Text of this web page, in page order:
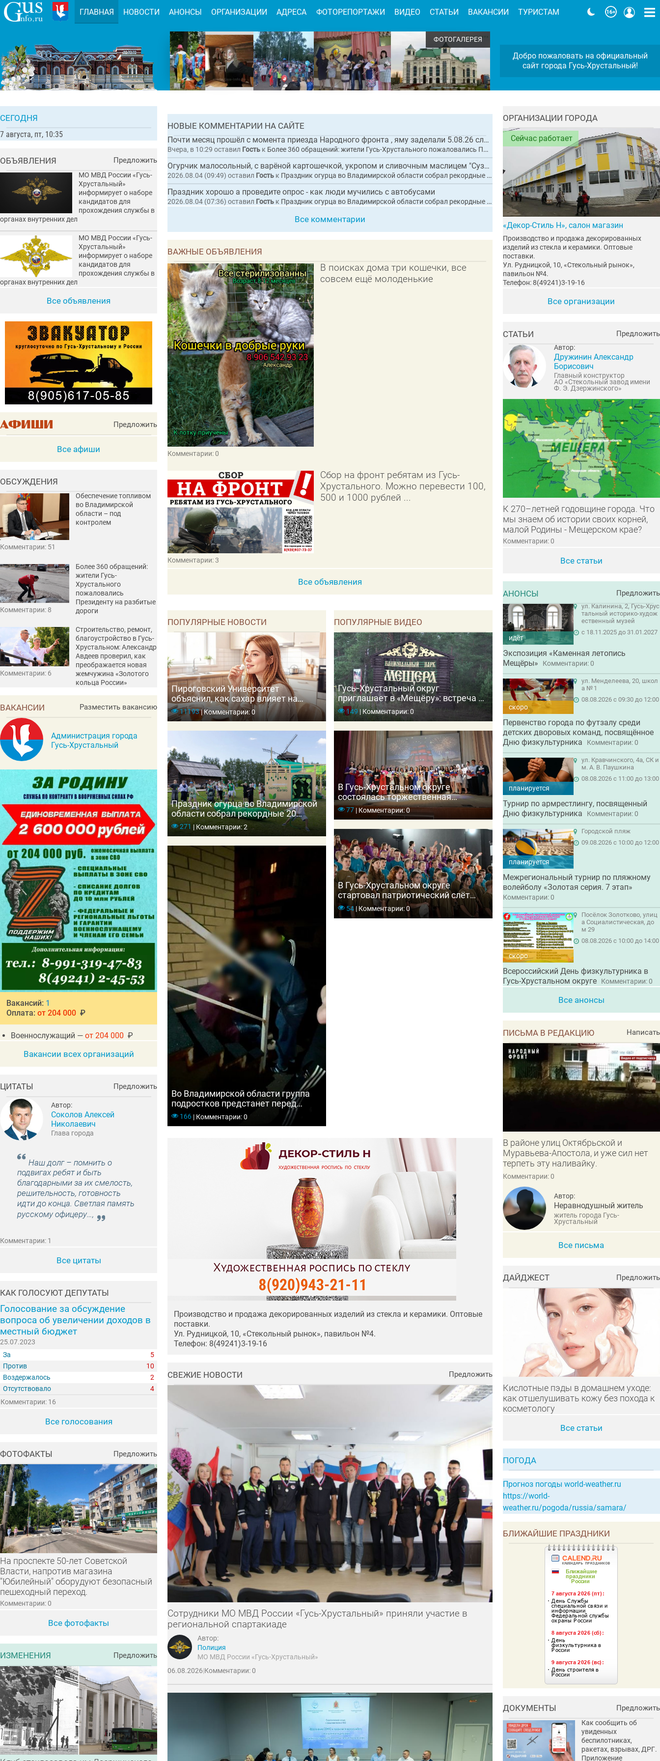
ГЛАВНАЯНОВОСТЬ
Во Владимирской области дали старт грантовому
туристическому проекту «Лесные уроки Мещеры»
НОВЫЕ КОММЕНТАРИИ НА САЙТЕ
Почти месяц прошёл с момента приезда Народного фронта , яму заделали 5.08.26 сле...
Вчера, в 10:29 оставил Гость к Более 360 обращений: жители Гусь-Хрустального пожаловались Президенту на разбитые дороги
Огурчик малосольный, с варёной картошечкой, укропом и сливочным маслицем "Суздал...
2026.08.04 (09:49) оставил Гость к Праздник огурца во Владимирской области собрал рекордные 20 тысяч гостей
Праздник хорошо а проведите опрос - как люди мучились с автобусами
2026.08.04 (07:36) оставил Гость к Праздник огурца во Владимирской области собрал рекордные 20 тысяч гостей
Все комментарии
ВАЖНЫЕ ОБЪЯВЛЕНИЯ
В поисках дома три кошечки, все
совсем ещё молоденькие
Комментарии: 0
Сбор на фронт ребятам из Гусь-
Хрустального. Можно перевести 100,
500 и 1000 рублей ...
Комментарии: 3
Все объявления
ПОПУЛЯРНЫЕ НОВОСТИ
Пироговский Университет
объяснил, как сахар влияет на
организм и приводит к диабету
11193|Комментарии: 0
Праздник огурца во Владимирской
области собрал рекордные 20
тысяч гостей
271 |Комментарии: 2
Во Владимирской области группа
подростков предстанет перед
судом по обвинению в экстремизме
и нападениях на граждан
166 |Комментарии: 0
ПОПУЛЯРНЫЕ ВИДЕО
Гусь‑Хрустальный округ
приглашает в «Мещёру»: встреча с
зубрами и погружение в прошлое
149|Комментарии: 0
В Гусь-Хрустальном округе
состоялась торжественная
церемония вручения медалей
выпускникам школ
77 |Комментарии: 0
В Гусь-Хрустальном округе
стартовал патриотический слёт
«Мещёрские зори — 2026»
54|Комментарии: 0
Производство и продажа декорированных изделий из стекла и керамики. Оптовые
поставки.
Ул. Рудницкой, 10, «Стекольный рынок», павильон №4.
Телефон: 8(49241)3-19-16
СВЕЖИЕ НОВОСТИ Предложить
Сотрудники МО МВД России «Гусь-Хрустальный» приняли участие в
региональной спартакиаде
Автор:
Полиция
МО МВД России «Гусь-Хрустальный»
06.08.2026|Комментарии: 0
СЕГОДНЯ
7 августа, пт, 10:35
ОБЪЯВЛЕНИЯ Предложить
МО МВД России «Гусь-
Хрустальный»
информирует о наборе
кандидатов для
прохождения службы в
органах внутренних дел
МО МВД России «Гусь-
Хрустальный»
информирует о наборе
кандидатов для
прохождения службы в
органах внутренних дел
Все объявления
Предложить
Все афиши
ОБСУЖДЕНИЯ
Обеспечение топливом
во Владимирской
области – под
контролем
Комментарии: 51
Более 360 обращений:
жители Гусь-
Хрустального
пожаловались
Президенту на разбитые
дороги
Комментарии: 8
Строительство, ремонт,
благоустройство в Гусь-
Хрустальном: Александр
Авдеев проверил, как
преображается новая
жемчужина «Золотого
кольца России»
Комментарии: 6
ВАКАНСИИ Разместить вакансию
Администрация города
Гусь-Хрустальный
Вакансий: 1
Оплата: от 204 000₽
Военнослужащий —от 204 000 ₽
Вакансии всех организаций
ЦИТАТЫ Предложить
Автор:
Соколов Алексей
Николаевич
Глава города
Наш долг – помнить о
подвигах ребят и быть
благодарными за их смелость,
решительность, готовность
идти до конца. Светлая память
русскому офицеру…,
Комментарии: 1
Все цитаты
КАК ГОЛОСУЮТ ДЕПУТАТЫ
Голосование за обсуждение
вопроса об увеличении доходов в
местный бюджет
25.07.2023
За
5
Против
10
Воздержалось
2
Отсутствовало
4
Комментарии: 16
Все голосования
ФОТОФАКТЫ Предложить
На проспекте 50-лет Советской
Власти, напротив магазина
"Юбилейный" оборудуют безопасный
пешеходный переход.
Комментарии: 0
Все фотофакты
ИЗМЕНЕНИЯ Предложить
ОРГАНИЗАЦИИ ГОРОДА
Сейчас работает
«Декор-Стиль Н», салон магазин
Производство и продажа декорированных
изделий из стекла и керамики. Оптовые
поставки.
Ул. Рудницкой, 10, «Стекольный рынок»,
павильон №4.
Телефон: 8(49241)3-19-16
Все организации
СТАТЬИ Предложить
Автор:
Дружинин Александр
Борисович
Главный конструктор
АО «Стекольный завод имени
Ф. Э. Дзержинского»
К 270–летней годовщине города. Что
мы знаем об истории своих корней,
малой Родины - Мещерском крае?
Комментарии: 0
Все статьи
АНОНСЫ Предложить
идёт
ул. Калинина, 2, Гусь-Хрус
тальный историко-худож
ественный музей
c 18.11.2025 до 31.01.2027
Экспозиция «Каменная летопись
Мещёры»
Комментарии: 0
скоро
ул. Менделеева, 20, школ
а № 1
08.08.2026 с 09:30 до 12:00
Первенство города по футзалу среди
детских дворовых команд, посвящённое
Дню физкультурника
Комментарии: 0
планируется
ул. Кравчинского, 4а, СК и
м. А. В. Паушкина
08.08.2026 с 11:00 до 13:00
Турнир по армрестлингу, посвященный
Дню физкультурника
Комментарии: 0
планируется
Городской пляж
09.08.2026 с 10:00 до 12:00
Межрегиональный турнир по пляжному
волейболу «Золотая серия. 7 этап»
Комментарии: 0
скоро
Посёлок Золотково, улиц
а Социалистическая, до
м 29
08.08.2026 с 10:00 до 14:00
Всероссийский День физкультурника в
Гусь-Хрустальном округе
Комментарии: 0
Все анонсы
ПИСЬМА В РЕДАКЦИЮ Написать
В районе улиц Октябрьской и
Муравьева-Апостола, и уже сил нет
терпеть эту наливайку.
Комментарии: 0
Автор:
Неравнодушный житель
житель города Гусь-
Хрустальный
Все письма
ДАЙДЖЕСТ Предложить
Кислотные пэды в домашнем уходе:
как отшелушивать кожу без похода к
косметологу
Все статьи
ПОГОДА
Прогноз погоды world-weather.ru
https://world-
weather.ru/pogoda/russia/samara/
БЛИЖАЙШИЕ ПРАЗДНИКИ
ДОКУМЕНТЫ Предложить
Как сообщить об
увиденных
беспилотниках,
ракетах, взрывах, ДРГ.
Приложение
ГЛАВНАЯ НОВОСТИ АНОНСЫ ОРГАНИЗАЦИИ АДРЕСА ФОТОРЕПОРТАЖИ ВИДЕО СТАТЬИ ВАКАНСИИ ТУРИСТАМ
Добро пожаловать на официальный
сайт города Гусь-Хрустальный!
ФОТОГАЛЕРЕЯ